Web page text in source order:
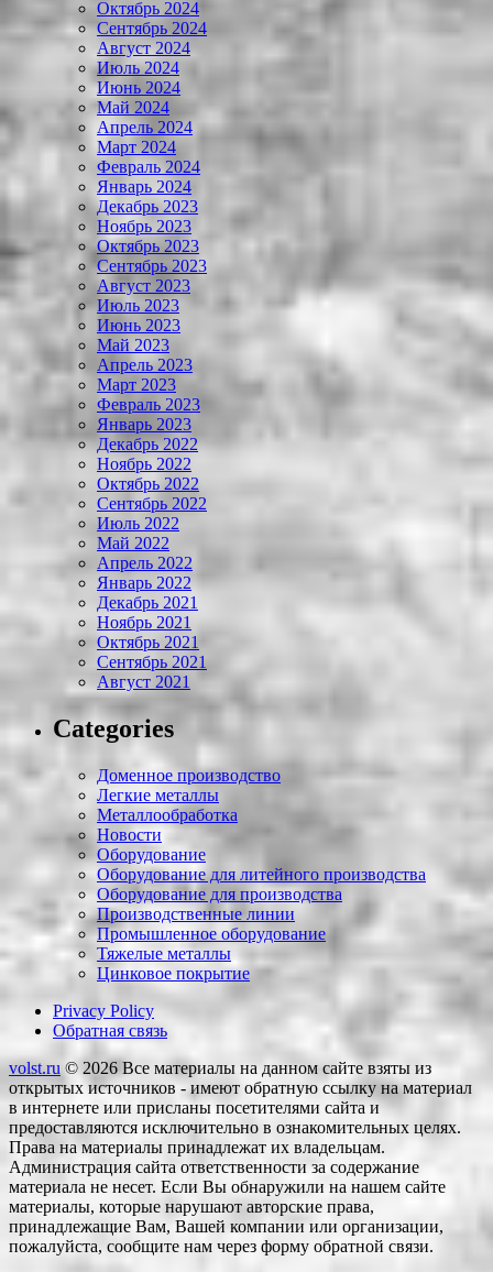
Октябрь 2024
Сентябрь 2024
Август 2024
Июль 2024
Июнь 2024
Май 2024
Апрель 2024
Март 2024
Февраль 2024
Январь 2024
Декабрь 2023
Ноябрь 2023
Октябрь 2023
Сентябрь 2023
Август 2023
Июль 2023
Июнь 2023
Май 2023
Апрель 2023
Март 2023
Февраль 2023
Январь 2023
Декабрь 2022
Ноябрь 2022
Октябрь 2022
Сентябрь 2022
Июль 2022
Май 2022
Апрель 2022
Январь 2022
Декабрь 2021
Ноябрь 2021
Октябрь 2021
Сентябрь 2021
Август 2021
Categories
Доменное производство
Легкие металлы
Металлообработка
Новости
Оборудование
Оборудование для литейного производства
Оборудование для производства
Производственные линии
Промышленное оборудование
Тяжелые металлы
Цинковое покрытие
Privacy Policy
Обратная связь
volst.ru © 2026 Все материалы на данном сайте взяты из
открытых источников - имеют обратную ссылку на материал
в интернете или присланы посетителями сайта и
предоставляются исключительно в ознакомительных целях.
Права на материалы принадлежат их владельцам.
Администрация сайта ответственности за содержание
материала не несет. Если Вы обнаружили на нашем сайте
материалы, которые нарушают авторские права,
принадлежащие Вам, Вашей компании или организации,
пожалуйста, сообщите нам через форму обратной связи.